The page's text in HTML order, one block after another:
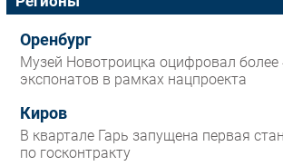
Оренбург
Музей Новотроицка оцифровал более
экспонатов в рамках нацпроекта
Киров
В квартале Гарь запущена первая
по госконтракту